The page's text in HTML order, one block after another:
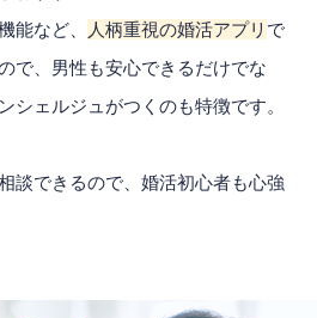
能など、
人柄重視の婚活アプリ で
で、男性も安心できるだけでな
シェルジュがつくのも特徴です。
談できるので、婚活初心者も心強